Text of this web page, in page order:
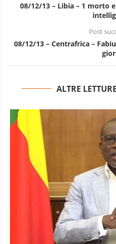
08/12/13 – Libia – 1 morto
Post
08/12/13 – Centrafrica –
ALTRE